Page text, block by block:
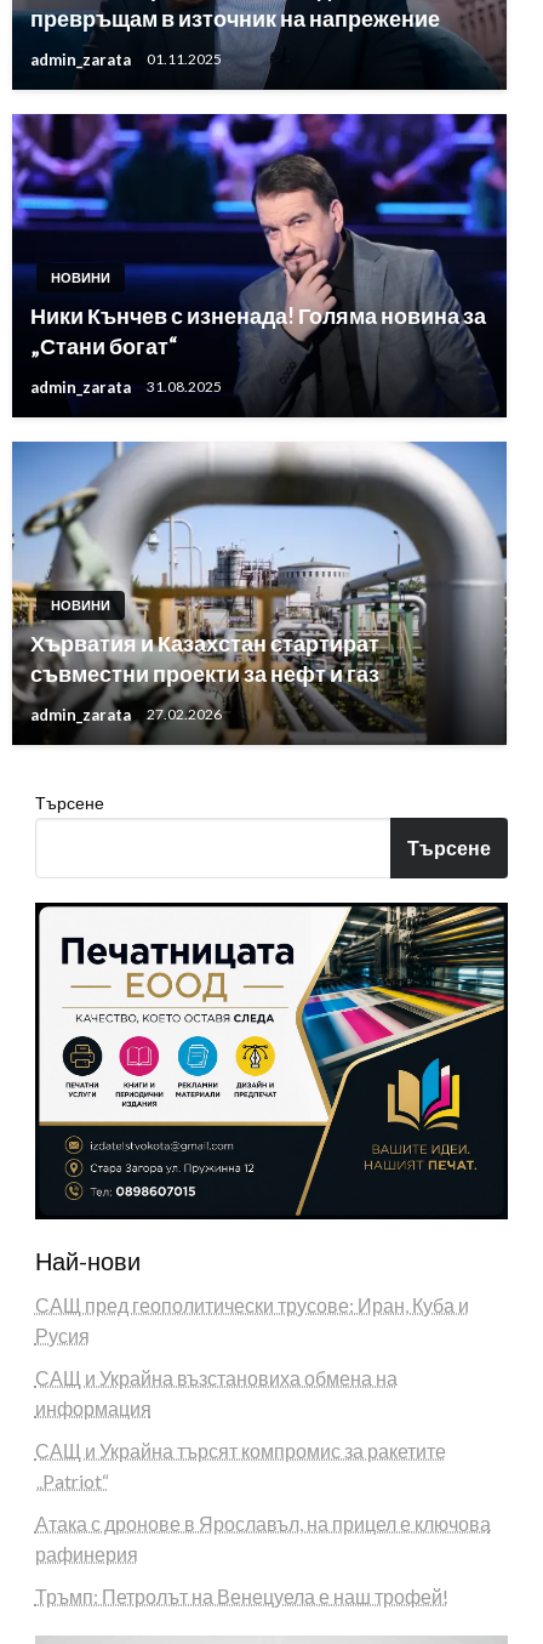
превръщам в източник на напрежение
admin_zarata 01.11.2025
НОВИНИ
Ники Кънчев с изненада! Голяма новина за
„Стани богат“
admin_zarata 31.08.2025
НОВИНИ
Хърватия и Казахстан стартират
съвместни проекти за нефт и газ
admin_zarata 27.02.2026
Търсене
Търсене
Най-нови
САЩ пред геополитически трусове: Иран, Куба и
Русия
САЩ и Украйна възстановиха обмена на
информация
САЩ и Украйна търсят компромис за ракетите
„Patriot“
Атака с дронове в Ярославъл, на прицел е ключова
рафинерия
Тръмп: Петролът на Венецуела е наш трофей!